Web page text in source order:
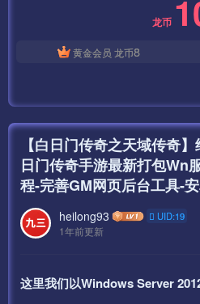
龙币
黄金会员 龙币8
【白日门传奇之天域传奇
日门传奇手游最新打包Wn
程-完善GM网页后台工具-
heilong93 UID:19
1年前更新
这里我们以Windows Server